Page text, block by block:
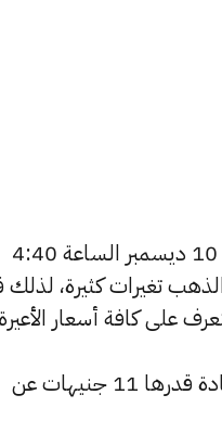
يسعى العديد من الأفراد لمعرفة أسعار الذهب اليوم في مصر ليوم الثلاثاء 10 ديسمبر الساعة 4:40
تغيرات كثيرة، لذلك
ارتفع سعر عيار 24 ليسجل 4337 جنيهًا للبيع و4314 جنيهًا للشراء، بزيادة قدرها 11 جنيهات عن